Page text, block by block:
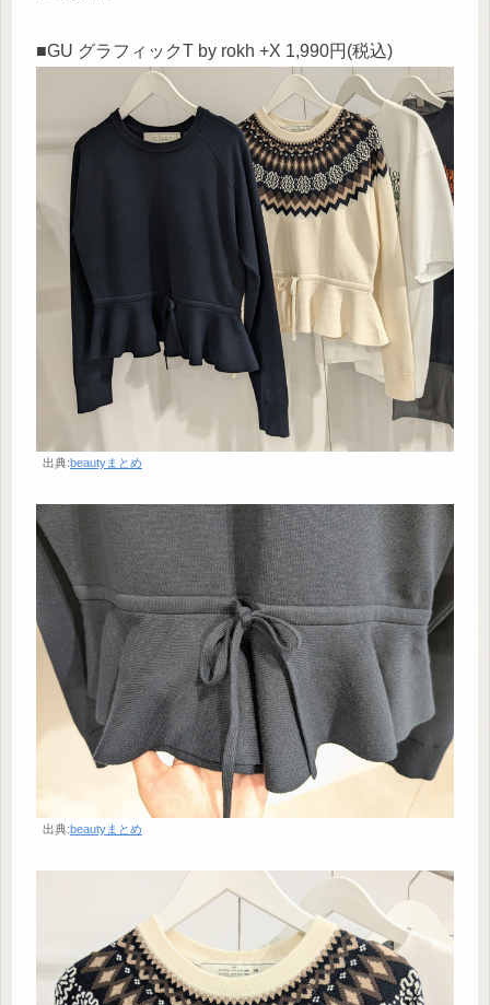
■GU グラフィックT by rokh +X 1,990円(税込)
出典:beautyまとめ
出典:beautyまとめ